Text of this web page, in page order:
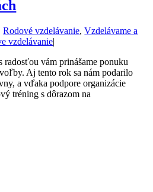
Rodové vzdelávanie,Vzdelávame a
vzdelávanie|
vám prinášame ponuku
Aj tento rok sa nám podarilo
a vďaka podpore organizácie
tréning s dôrazom na